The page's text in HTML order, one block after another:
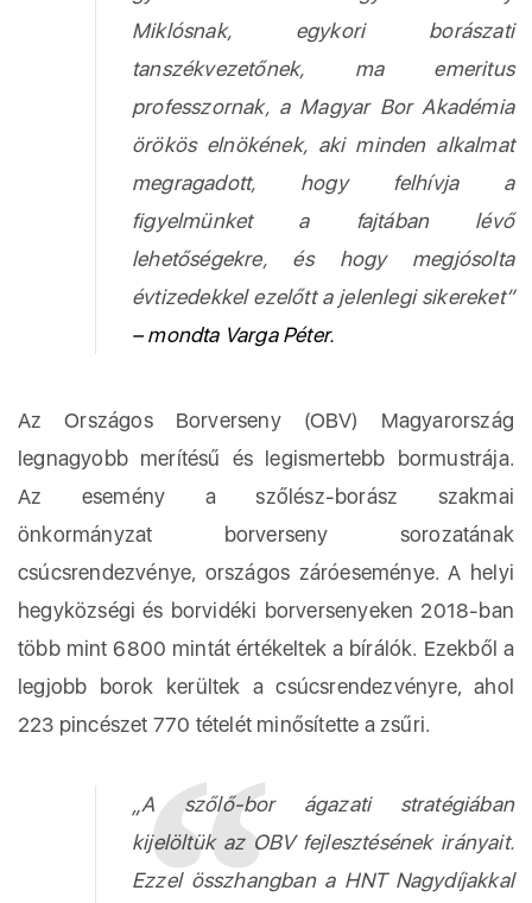
Miklósnak, egykori borászati
tanszékvezetőnek, ma emeritus
professzornak, a Magyar Bor Akadémia
örökös elnökének, aki minden alkalmat
megragadott, hogy felhívja a
figyelmünket a fajtában lévő
lehetőségekre, és hogy megjósolta
évtizedekkel ezelőtt a jelenlegi sikereket”
– mondta Varga Péter.
Az Országos Borverseny (OBV) Magyarország
legnagyobb merítésű és legismertebb bormustrája.
Az esemény a szőlész-borász szakmai
önkormányzat borverseny sorozatának
csúcsrendezvénye, országos záróeseménye. A helyi
hegyközségi és borvidéki borversenyeken 2018-ban
több mint 6800 mintát értékeltek a bírálók. Ezekből a
legjobb borok kerültek a csúcsrendezvényre, ahol
223 pincészet 770 tételét minősítette a zsűri.
„A szőlő-bor ágazati stratégiában
kijelöltük az OBV fejlesztésének irányait.
Ezzel összhangban a HNT Nagydíjakkal